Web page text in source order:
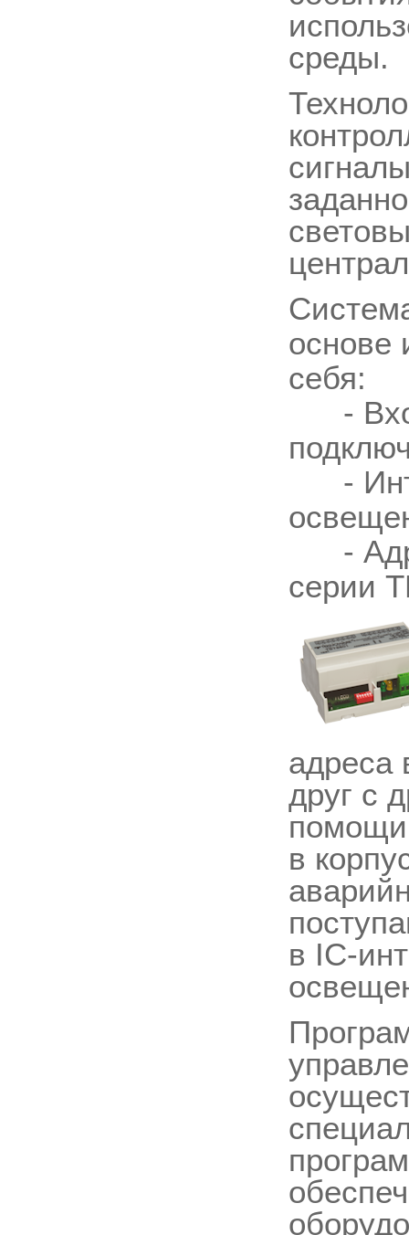
среды.
основе
себя:
-
-
-
серии
адреса
друг с
помощи
в
в IC-